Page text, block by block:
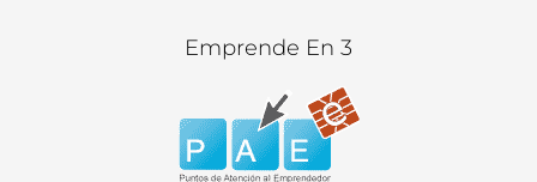
Emprende En 3